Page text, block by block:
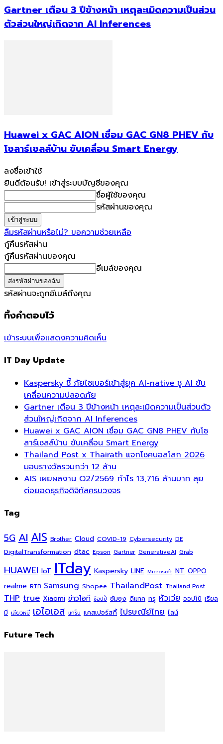
Gartner เตือน 3 ปีข้างหน้า เหตุละเมิดความเป็นส่วน
ตัวส่วนใหญ่เกิดจาก AI Inferences
Huawei x GAC AION เชื่อม GAC GN8 PHEV กับ
โซลาร์เซลล์บ้าน ขับเคลื่อน Smart Energy
ลงชื่อเข้าใช้
ยินดีต้อนรับ! เข้าสู่ระบบบัญชีของคุณ
ชื่อผู้ใช้ของคุณ
รหัสผ่านของคุณ
ลืมรหัสผ่านหรือไม่? ขอความช่วยเหลือ
กู้คืนรหัสผ่าน
กู้คืนรหัสผ่านของคุณ
อีเมล์ของคุณ
รหัสผ่านจะถูกอีเมล์ถึงคุณ
ทิ้งคำตอบไว้
เข้าระบบเพื่อแสดงความคิดเห็น
IT Day Update
Kaspersky ชี้ ภัยไซเบอร์เข้าสู่ยุค AI-native ชู AI ขับ
เคลื่อนความปลอดภัย
Gartner เตือน 3 ปีข้างหน้า เหตุละเมิดความเป็นส่วนตัว
ส่วนใหญ่เกิดจาก AI Inferences
Huawei x GAC AION เชื่อม GAC GN8 PHEV กับโซ
ลาร์เซลล์บ้าน ขับเคลื่อน Smart Energy
Thailand Post x Thairath แจกโชคบอลโลก 2026
มอบรางวัลรวมกว่า 12 ล้าน
AIS เผยผลงาน Q2/2569 กำไร 13,716 ล้านบาท ลุย
ต่อยอดธุรกิจดิจิทัลครบวงจร
Tag
5G AI AIS Brother Cloud COVID-19 Cybersecurity DE
DigitalTransformation dtac Epson Gartner GenerativeAI Grab
HUAWEI IoT ITday Kaspersky LINE Microsoft NT OPPO
realme RTB Samsung Shopee ThailandPost Thailand Post
THP true Xiaomi ข่าวไอที ช้อปปี้ ซัมซุง ดีแทค ทรู หัวเว่ย ออปโป้ เรียล
มี เสียวหมี่ เอไอเอส แกร็บ แคสเปอร์สกี้ ไปรษณีย์ไทย ไลน์
Future Tech